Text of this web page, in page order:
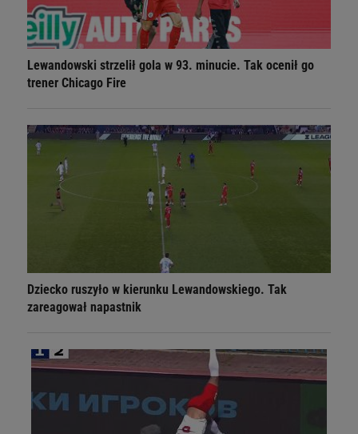
Lewandowski strzelił gola w 93. minucie. Tak ocenił go
trener Chicago Fire
Dziecko ruszyło w kierunku Lewandowskiego. Tak
zareagował napastnik